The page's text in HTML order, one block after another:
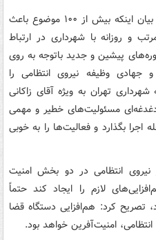
فرمانده نیروی انتظامی تهران بزرگ با بیان اینکه بیش از ۱۰۰ موضوع باعث
و روزانه با شهرداری در ارتباط
پیشین و جدید باتوجه به روی
جهادی وظیفه نیروی انتظامی را
تهران به ویژه آقای زاکانی
دغدغه‌ای مسئولیت‌های خطیر و مهمی
اجرا بگذارد و فعالیت‌ها را به خوبی
نیروی انتظامی در دو بخش امنیت
لازم را ایجاد کند حتماً
تصریح کرد: هم‌افزایی دستگاه قضا
امنیت‌آفرین خواهد بود.